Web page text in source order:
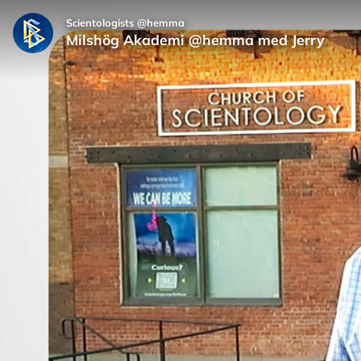
Scientologists @hemma
Milshög Akademi @hemma med Jerry